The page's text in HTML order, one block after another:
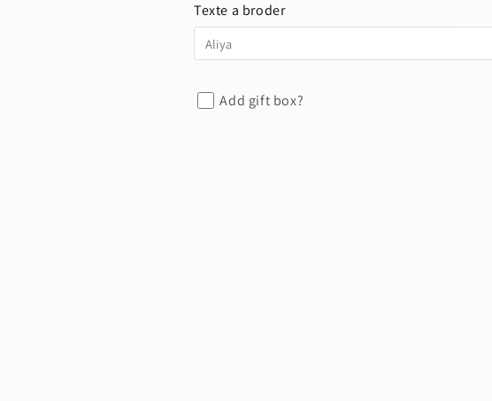
Texte a broder
Add gift box?